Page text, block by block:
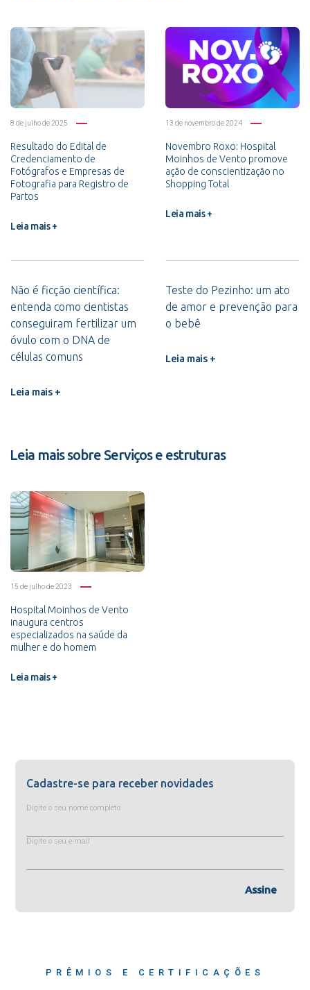
8 de julho de 2025
Resultado do Edital de
Credenciamento de
Fotógrafos e Empresas de
Fotografia para Registro de
Partos
Leia mais +
13 de novembro de 2024
Novembro Roxo: Hospital
Moinhos de Vento promove
ação de conscientização no
Shopping Total
Leia mais +
Não é ficção científica:
entenda como cientistas
conseguiram fertilizar um
óvulo com o DNA de
células comuns
Leia mais +
Teste do Pezinho: um ato
de amor e prevenção para
o bebê
Leia mais +
Leia mais sobre Serviços e estruturas
15 de julho de 2023
Hospital Moinhos de Vento
inaugura centros
especializados na saúde da
mulher e do homem
Leia mais +
Cadastre-se para receber novidades
Digite o seu nome completo
Digite o seu e-mail
Assine
PRÊMIOS E CERTIFICAÇÕES